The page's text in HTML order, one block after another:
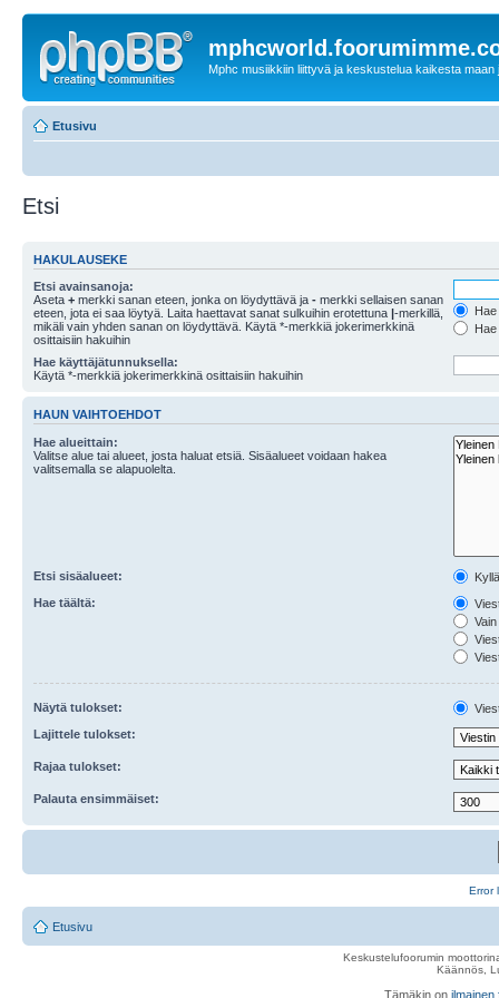
Mphc musiikkiin liittyvä ja keskustelua kaikesta maan
Etusivu
Etsi
HAKULAUSEKE
Etsi avainsanoja:
Aseta + merkki sanan eteen, jonka on löydyttävä ja - merkki sellaisen sanan
eteen, jota ei saa löytyä. Laita haettavat sanat sulkuihin erotettuna |-merkillä,
mikäli vain yhden sanan on löydyttävä. Käytä *-merkkiä jokerimerkkinä
osittaisiin hakuihin
Hae käyttäjätunnuksella:
Käytä *-merkkiä jokerimerkkinä osittaisiin hakuihin
HAUN VAIHTOEHDOT
Hae alueittain:
Valitse alue tai alueet, josta haluat etsiä. Sisäalueet voidaan hakea
valitsemalla se alapuolelta.
Etsi sisäalueet:
Hae täältä:
Näytä tulokset:
Lajittele tulokset:
Rajaa tulokset:
Palauta ensimmäiset:
Error
Etusivu
Keskustelufoorumin
Käännös,
Tämäkin on ilmainen